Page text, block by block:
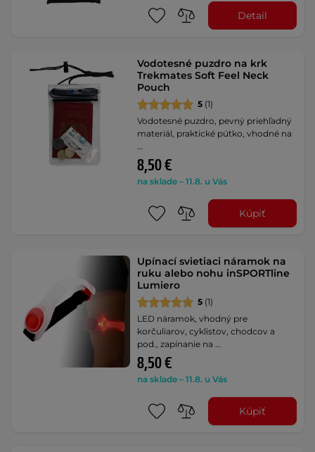
Detail
Vodotesné puzdro na krk
Trekmates Soft Feel Neck
Pouch
5 (1)
Vodotesné puzdro, pevný priehľadný
materiál, praktické pútko, vhodné na
…
8,50 €
na sklade – 11.8. u Vás
Kúpiť
Upínací svietiaci náramok na
ruku alebo nohu inSPORTline
Lumiero
5 (1)
LED náramok, vhodný pre
korčuliarov, cyklistov, chodcov a
pod., zapínanie na …
8,50 €
na sklade – 11.8. u Vás
Kúpiť